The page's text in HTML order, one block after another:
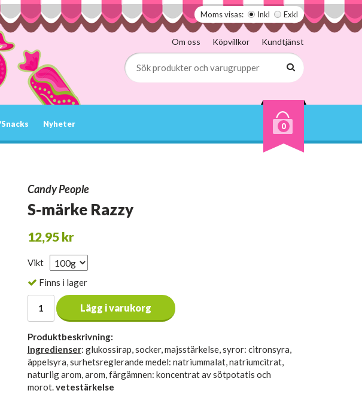
Moms visas: Inkl Exkl
Om oss Köpvillkor Kundtjänst
Nyheter 0
Candy People
S-märke Razzy
12,95 kr
Vikt
Finns i lager
Lägg i varukorg
Produktbeskrivning:
Ingredienser: glukossirap, socker, majsstärkelse, syror: citronsyra,
äppelsyra, surhetsreglerande medel: natriummalat, natriumcitrat,
naturlig arom, arom, färgämnen: koncentrat av sötpotatis och
morot.vetestärkelse